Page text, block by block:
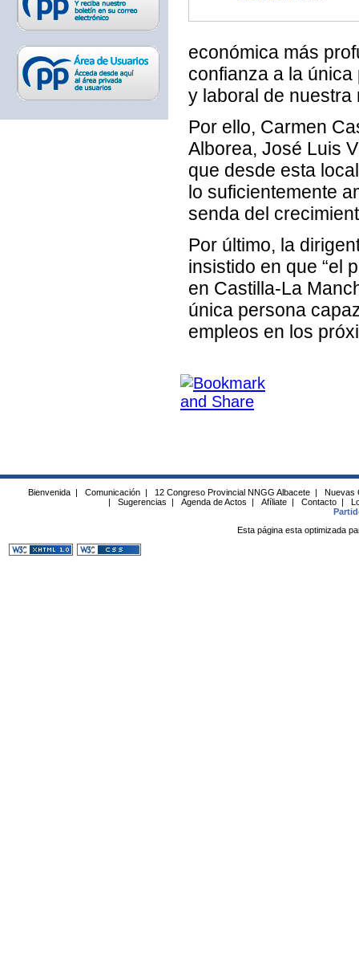
económica más
confianza a la
y laboral de nuestra
Por ello, Carmen
Alborea, José Luis
que desde esta
lo suficientemente
senda del
Por último, la
insistido en que “el
en Castilla-La
única persona
empleos en los
Bienvenida | Comunicación | 12 Congreso Provincial NNGG Albacete |
Nuevas
|
Sugerencias | Agenda de Actos | Afíliate | Contacto |
Esta página esta optimizada